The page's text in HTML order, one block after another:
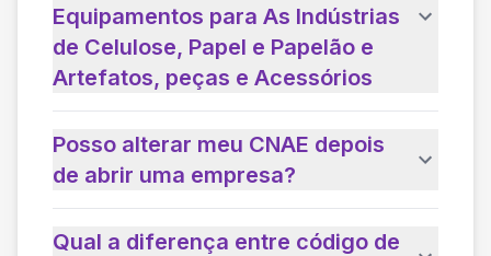
Equipamentos para As Indústrias
de Celulose, Papel e Papelão e
Artefatos, peças e Acessórios
Posso alterar meu CNAE depois
de abrir uma empresa?
Qual a diferença entre código de